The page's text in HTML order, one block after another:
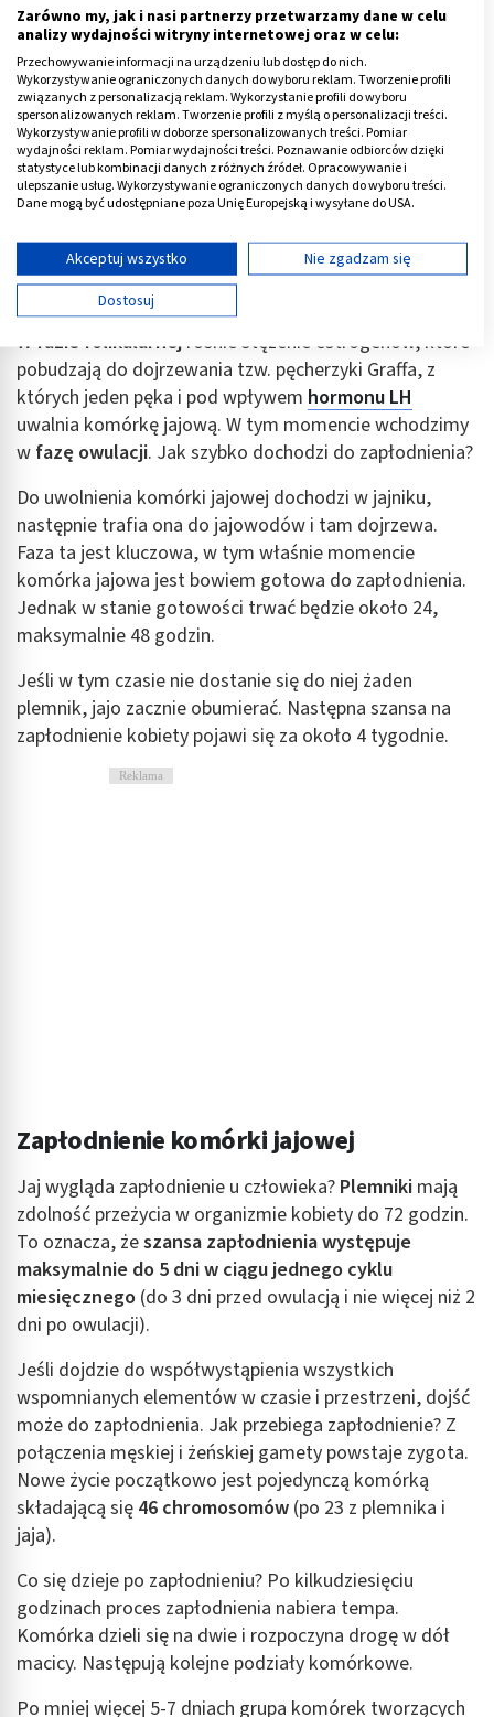
Owulacja i zapłodnienie
Po osiągnięciu dojrzałości płciowej, organizm kobiety
zaczyna funkcjonować w cyklu miesięcznym. Jest to
mechanizm cyklicznych zmian regulowanych przez
układ hormonalny. Każdy z cykli modelowo trwa 28 dni
i podzielony jest na kilka faz.
W fazie folikularnej rośnie stężenie estrogenów, które
pobudzają do dojrzewania tzw. pęcherzyki Graffa, z
których jeden pęka i pod wpływem hormonu LH
uwalnia komórkę jajową. W tym momencie wchodzimy
w fazę owulacji. Jak szybko dochodzi do zapłodnienia?
Do uwolnienia komórki jajowej dochodzi w jajniku,
następnie trafia ona do jajowodów i tam dojrzewa.
Faza ta jest kluczowa, w tym właśnie momencie
komórka jajowa jest bowiem gotowa do zapłodnienia.
Jednak w stanie gotowości trwać będzie około 24,
maksymalnie 48 godzin.
Jeśli w tym czasie nie dostanie się do niej żaden
plemnik, jajo zacznie obumierać. Następna szansa na
zapłodnienie kobiety pojawi się za około 4 tygodnie.
Reklama
Zapłodnienie komórki jajowej
Jaj wygląda zapłodnienie u człowieka? Plemniki mają
zdolność przeżycia w organizmie kobiety do 72 godzin.
To oznacza, żeszansa zapłodnienia występuje
maksymalnie do 5 dni w ciągu jednego cyklu
miesięcznego (do 3 dni przed owulacją i nie więcej niż 2
dni po owulacji).
Jeśli dojdzie do współwystąpienia wszystkich
wspomnianych elementów w czasie i przestrzeni, dojść
może do zapłodnienia. Jak przebiega zapłodnienie? Z
połączenia męskiej i żeńskiej gamety powstaje zygota.
Nowe życie początkowo jest pojedynczą komórką
składającą się 46 chromosomów (po 23 z plemnika i
jaja).
Co się dzieje po zapłodnieniu? Po kilkudziesięciu
godzinach proces zapłodnienia nabiera tempa.
Komórka dzieli się na dwie i rozpoczyna drogę w dół
macicy. Następują kolejne podziały komórkowe.
Po mniej więcej 5-7 dniach grupa komórek tworzących
Zarówno my, jak i nasi partnerzy przetwarzamy dane w celu
analizy wydajności witryny internetowej oraz w celu:
Przechowywanie informacji na urządzeniu lub dostęp do nich.
Wykorzystywanie ograniczonych danych do wyboru reklam. Tworzenie profili
związanych z personalizacją reklam. Wykorzystanie profili do wyboru
spersonalizowanych reklam. Tworzenie profili z myślą o personalizacji treści.
Wykorzystywanie profili w doborze spersonalizowanych treści. Pomiar
wydajności reklam. Pomiar wydajności treści. Poznawanie odbiorców dzięki
statystyce lub kombinacji danych z różnych źródeł. Opracowywanie i
ulepszanie usług. Wykorzystywanie ograniczonych danych do wyboru treści.
Dane mogą być udostępniane poza Unię Europejską i wysyłane do USA.
Wyświetl listę partnerów (11 dostawców IAB)
Używamy Twoich danych w następujących celach:
Cele przetwarzania IAB:
Przechowywanie informacji na urządzeniu lub
dostęp do nich
Wykorzystywanie ograniczonych danych do
wyboru reklam
reklam
Wykorzystanie profili do wyboru
spersonalizowanych reklam
Tworzenie profili w celu personalizacji treści
Wykorzystywanie profili w celu doboru
spersonalizowanych treści
Pomiar efektywności reklam
Niezbędne
Wydajność (Performance)
Reklama / śledzenie
Akceptuj wszystko
Nie zgadzam się
Dostosuj